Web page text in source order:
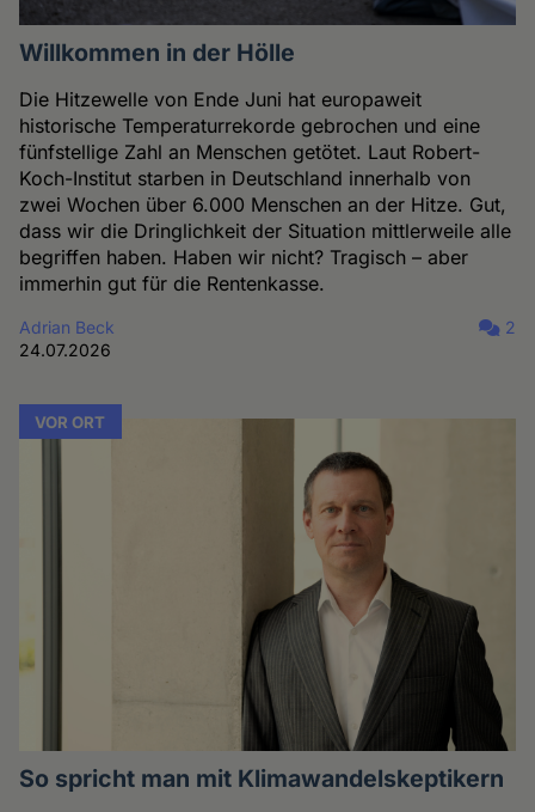
Willkommen in der Hölle
Die Hitzewelle von Ende Juni hat europaweit
historische Temperaturrekorde gebrochen und eine
fünfstellige Zahl an Menschen getötet. Laut Robert-
Koch-Institut starben in Deutschland innerhalb von
zwei Wochen über 6.000 Menschen an der Hitze. Gut,
dass wir die Dringlichkeit der Situation mittlerweile alle
begriffen haben. Haben wir nicht? Tragisch – aber
immerhin gut für die Rentenkasse.
Adrian Beck
24.07.2026
2
VOR ORT
So spricht man mit Klimawandelskeptikern